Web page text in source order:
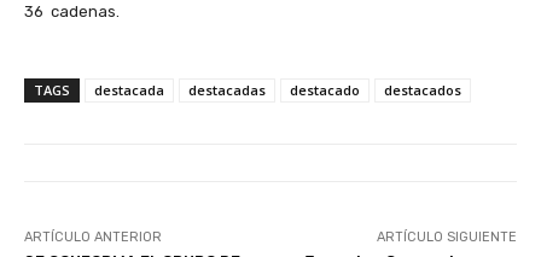
36 cadenas.
TAGS destacada destacadas destacado destacados
ARTÍCULO ANTERIOR ARTÍCULO SIGUIENTE